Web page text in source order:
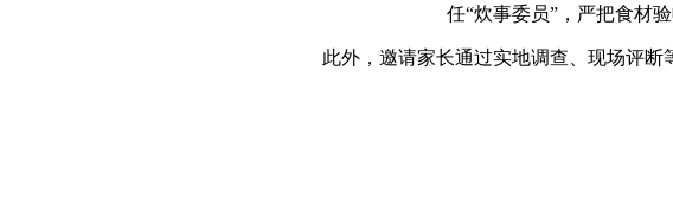
任“炊事委员”，严把食材
此外，邀请家长通过实地调查、现场评断